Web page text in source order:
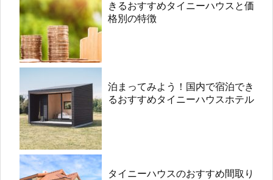
きるおすすめタイニーハウスと価
格別の特徴
泊まってみよう！国内で宿泊でき
るおすすめタイニーハウスホテル
タイニーハウスのおすすめ間取り